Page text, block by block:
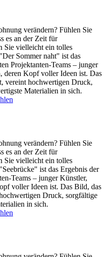
verändern? Fühlen Sie
es an der Zeit für
Sie vielleicht ein tolles
Sommer naht" ist das
Projektanten-Teams – junger
deren Kopf voller Ideen ist. Das
vereint hochwertigen Druck,
Materialien in sich.
verändern? Fühlen Sie
es an der Zeit für
Sie vielleicht ein tolles
ist das Ergebnis der
Teams – junger Künstler,
voller Ideen ist. Das Bild, das
Druck, sorgfältige
in sich.